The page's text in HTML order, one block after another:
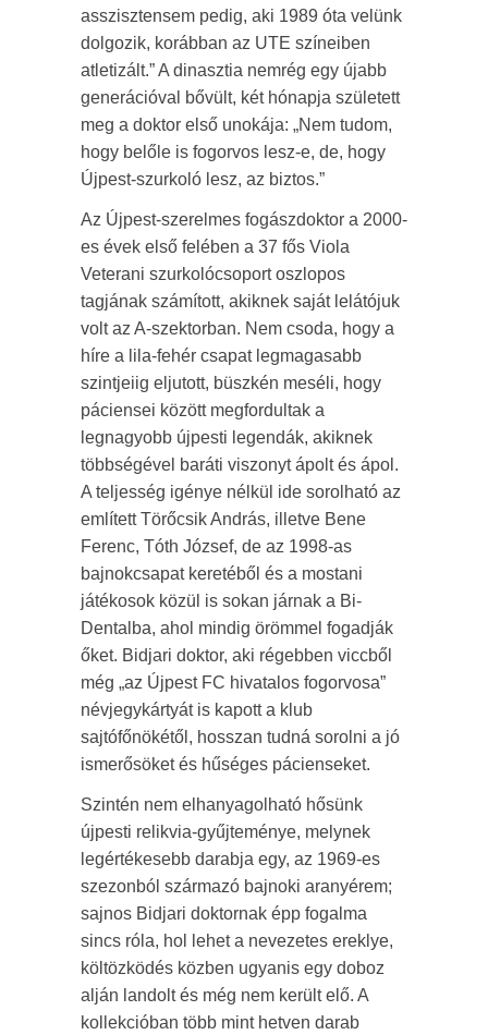
asszisztensem pedig, aki 1989 óta velünk
dolgozik, korábban az UTE színeiben
atletizált.” A dinasztia nemrég egy újabb
generációval bővült, két hónapja született
meg a doktor első unokája: „Nem tudom,
hogy belőle is fogorvos lesz-e, de, hogy
Újpest-szurkoló lesz, az biztos.”
Az Újpest-szerelmes fogászdoktor a 2000-
es évek első felében a 37 fős Viola
Veterani szurkolócsoport oszlopos
tagjának számított, akiknek saját lelátójuk
volt az A-szektorban. Nem csoda, hogy a
híre a lila-fehér csapat legmagasabb
szintjeiig eljutott, büszkén meséli, hogy
páciensei között megfordultak a
legnagyobb újpesti legendák, akiknek
többségével baráti viszonyt ápolt és ápol.
A teljesség igénye nélkül ide sorolható az
említett Törőcsik András, illetve Bene
Ferenc, Tóth József, de az 1998-as
bajnokcsapat keretéből és a mostani
játékosok közül is sokan járnak a Bi-
Dentalba, ahol mindig örömmel fogadják
őket. Bidjari doktor, aki régebben viccből
még „az Újpest FC hivatalos fogorvosa”
névjegykártyát is kapott a klub
sajtófőnökétől, hosszan tudná sorolni a jó
ismerősöket és hűséges pácienseket.
Szintén nem elhanyagolható hősünk
újpesti relikvia-gyűjteménye, melynek
legértékesebb darabja egy, az 1969-es
szezonból származó bajnoki aranyérem;
sajnos Bidjari doktornak épp fogalma
sincs róla, hol lehet a nevezetes ereklye,
költözködés közben ugyanis egy doboz
alján landolt és még nem került elő. A
kollekcióban több mint hetven darab